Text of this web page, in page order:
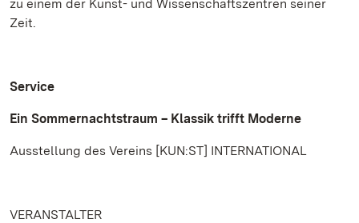
zu einem der Kunst- und Wissenschaftszentren seiner
Zeit.
Service
Ein Sommernachtstraum – Klassik trifft Moderne
Ausstellung des Vereins [KUN:ST] INTERNATIONAL
VERANSTALTER